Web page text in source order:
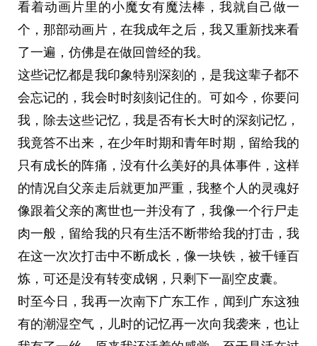
看着动画片里的小魔女有魔法棒，我就自己做一
个，那部动画片，在我成年之后，我又重新找来看
了一遍，仿佛是在做回曾经的我。
这些记忆都是我印象特别深刻的，是我这辈子都不
会忘记的，我会时时刻刻记住的。可如今，你要问
我，除去这些记忆，我是否有长大时的深刻记忆，
我竟答不出来，在少年时期和青年时期，留给我的
只有成长的阵痛，没有什么美好的具体事件，这样
的情况自父亲走后就更加严重，我整个人的灵魂好
像跟着父亲的离世也一并没有了，我像一个行尸走
肉一般，留给我的只有生活不断带给我的打击，我
在这一次次打击中不断成长，像一块铁，被千锤百
炼，可还是没有转变成钢，只剩下一副空皮囊。
时至今日，我再一次南下广东工作，闻到广东这独
有的潮湿空气，儿时的记忆再一次向我袭来，也让